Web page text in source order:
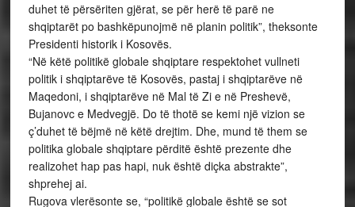
duhet të përsëriten gjërat, se për herë të parë ne
shqiptarët po bashkëpunojmë në planin politik”, theksonte
Presidenti historik i Kosovës.
“Në këtë politikë globale shqiptare respektohet vullneti
politik i shqiptarëve të Kosovës, pastaj i shqiptarëve në
Maqedoni, i shqiptarëve në Mal të Zi e në Preshevë,
Bujanovc e Medvegjë. Do të thotë se kemi një vizion se
ç’duhet të bëjmë në këtë drejtim. Dhe, mund të them se
politika globale shqiptare përditë është prezente dhe
realizohet hap pas hapi, nuk është diçka abstrakte”,
shprehej ai.
Rugova vlerësonte se, “politikë globale është se sot